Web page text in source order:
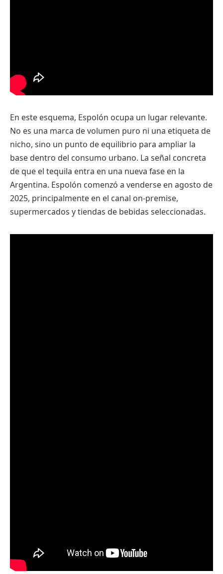
En este esquema, Espolón ocupa un lugar relevante.
No es una marca de volumen puro ni una etiqueta de
nicho, sino un punto de equilibrio para ampliar la
base dentro del consumo urbano. La señal concreta
de que el tequila entra en una nueva fase en la
Argentina. Espolón comenzó a venderse en agosto de
2025, principalmente en el canal on-premise,
supermercados y tiendas de bebidas seleccionadas.